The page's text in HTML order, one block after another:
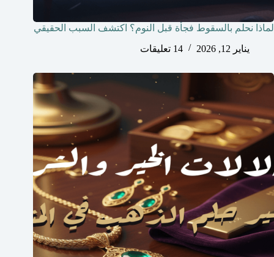
لماذا نحلم بالسقوط فجأة قبل النوم؟ اكتشف السبب الحقيقي
يناير 12, 2026
14 تعليقات